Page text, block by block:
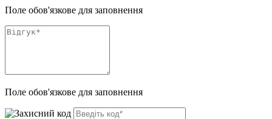
Поле обов'язкове для заповнення
Поле обов'язкове для заповнення